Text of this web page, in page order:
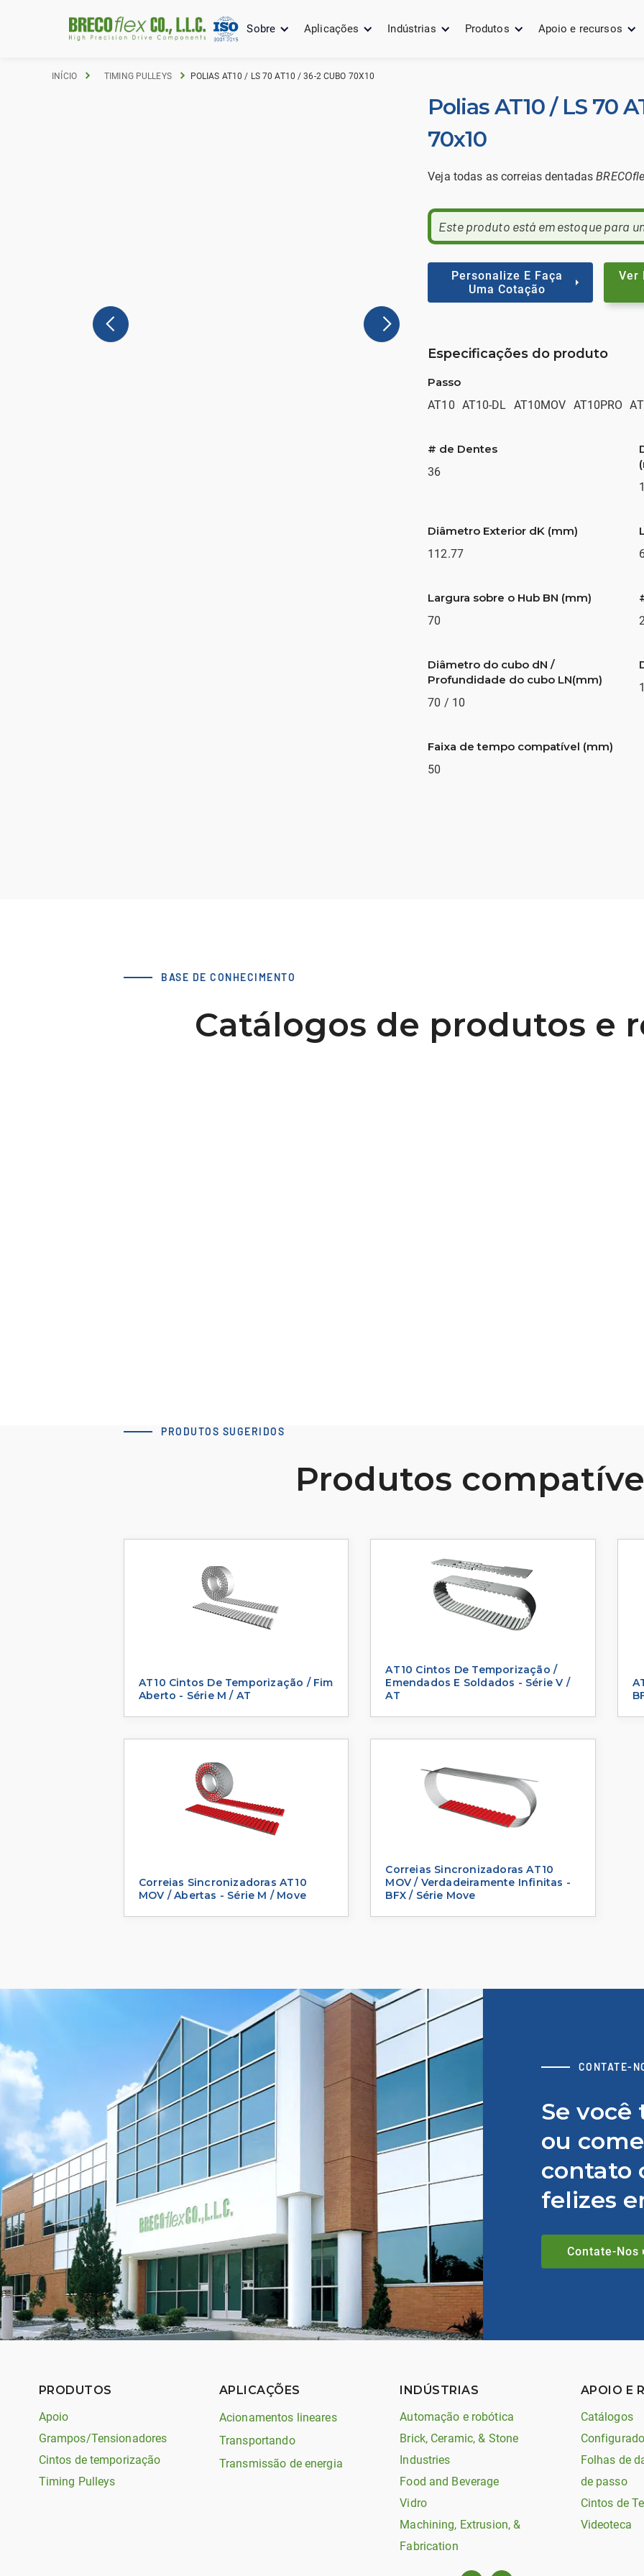
Sobre Aplicações Indústrias Produtos Apoio e recursos
INÍCIO TIMING PULLEYS POLIAS AT10 / LS 70 AT10 / 36-2 CUBO 70X10
Polias AT10 / LS 70
70x10
Veja todas as correias dentadas
Este produto está em estoque para
Personalize E Faça
Uma Cotação
Ver
Especificações do produto
Passo
AT10 AT10-DL AT10MOV AT10PRO
# de Dentes
36
Diâmetro Exterior dK (mm)
112.77
Largura sobre o Hub BN (mm)
70
Diâmetro do cubo dN /
Profundidade do cubo LN(mm)
70 / 10
Faixa de tempo compatível (mm)
50
BASE DE CONHECIMENTO
Catálogos de produtos e
PRODUTOS SUGERIDOS
Produtos
AT10 Cintos De Temporização / Fim
Aberto - Série M / AT
AT10 Cintos De Temporização /
Emendados E Soldados - Série V /
AT
Correias Sincronizadoras AT10
MOV / Abertas - Série M / Move
Correias Sincronizadoras AT10
MOV / Verdadeiramente Infinitas -
BFX / Série Move
CONTATE-
Se
ou
contato
felizes
Contate-Nos
PRODUTOS
Apoio
Grampos/Tensionadores
Cintos de temporização
Timing Pulleys
APLICAÇÕES
Acionamentos lineares
Transportando
Transmissão de energia
INDÚSTRIAS
Automação e robótica
Brick, Ceramic, & Stone
Industries
Food and Beverage
Vidro
Machining, Extrusion, &
Fabrication
APOIO E
Catálogos
Folhas de
de passo
Cintos de
Videoteca